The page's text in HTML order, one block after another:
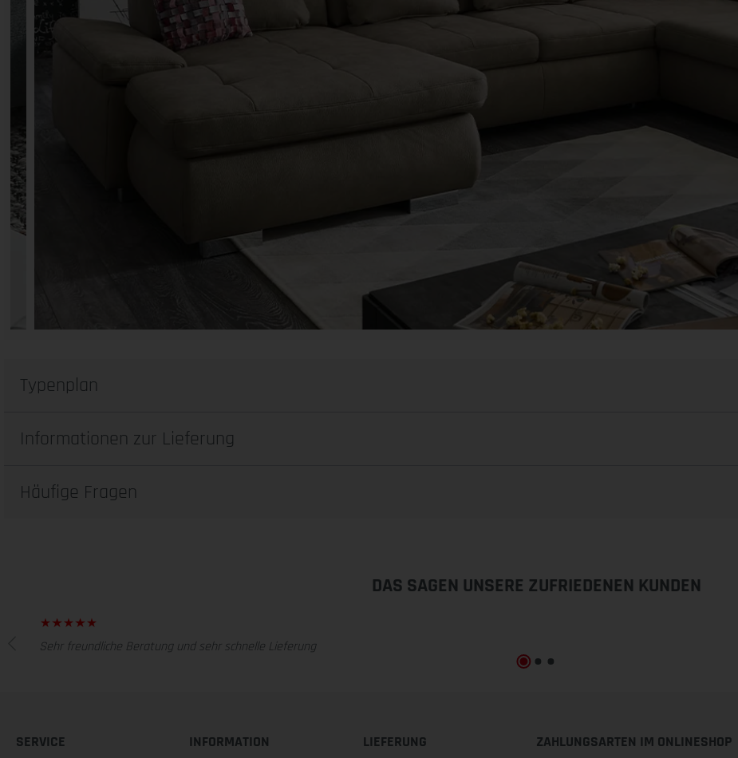
Typenplan
Informationen zur Lieferung
Häufige Fragen
DAS SAGEN UNSERE ZUFRIEDENEN KUNDEN
Sehr freundliche Beratung und sehr schnelle Lieferung
SERVICE INFORMATION LIEFERUNG ZAHLUNGSARTEN IM ONLINESHOP